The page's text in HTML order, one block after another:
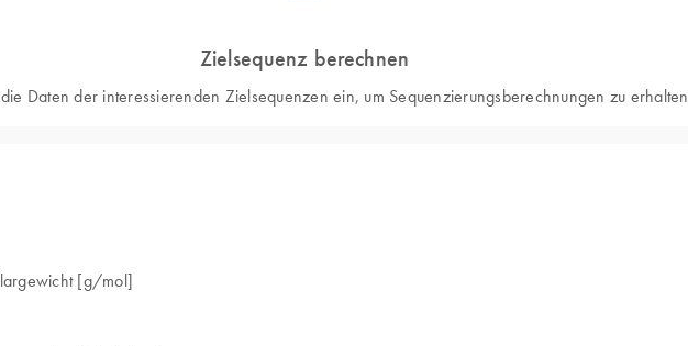
Zielsequenz berechnen
Daten der interessierenden Zielsequenzen ein, um Sequenzierungsberechnungen zu erhalten
[g/mol]